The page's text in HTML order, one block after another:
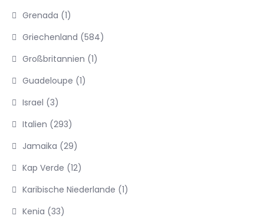
Grenada (1)
Griechenland (584)
Großbritannien (1)
Guadeloupe (1)
Israel (3)
Italien (293)
Jamaika (29)
Kap Verde (12)
Karibische Niederlande (1)
Kenia (33)